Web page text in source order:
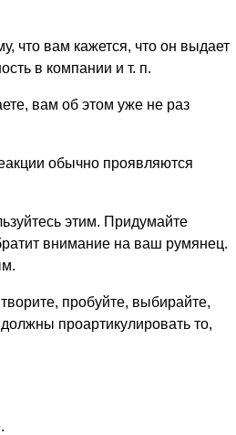
что вам кажется, что он выдает
в компании и т. п.
вам об этом уже не раз
обычно проявляются
этим. Придумайте
внимание на ваш румянец.
пробуйте, выбирайте,
проартикулировать то,